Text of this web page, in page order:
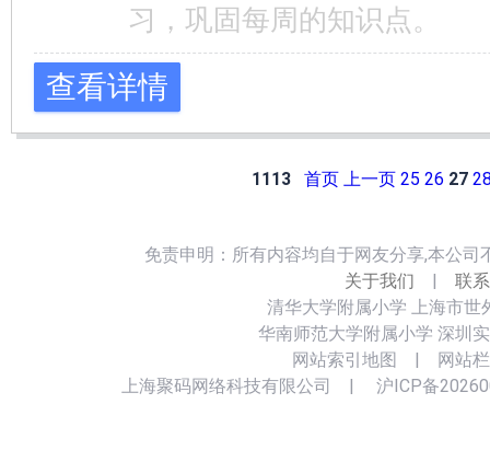
习，巩固每周的知识点。
查看详情
1113 首页 上一页 25 26 27
免责申明：所有内容均自于网友分享,本公
关于我们 | 联
清华大学附属小学 上海市世
华南师范大学附属小学 深圳
网站索引地图
| 网站
上海聚码网络科技有限公司
| 沪ICP备